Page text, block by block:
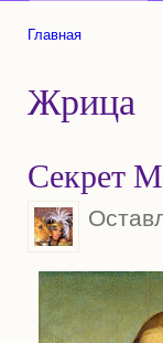
Главная
Жрица
Секрет